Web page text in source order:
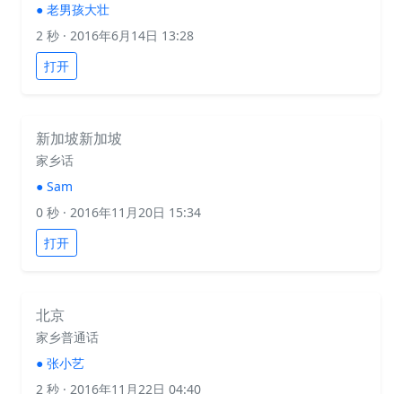
● 老男孩大壮
2 秒 · 2016年6月14日 13:28
打开
新加坡新加坡
家乡话
● Sam
0 秒 · 2016年11月20日 15:34
打开
北京
家乡普通话
● 张小艺
2 秒 · 2016年11月22日 04:40